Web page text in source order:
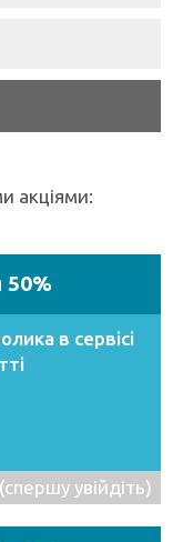
акціями:
50%
в сервісі
увійдіть)